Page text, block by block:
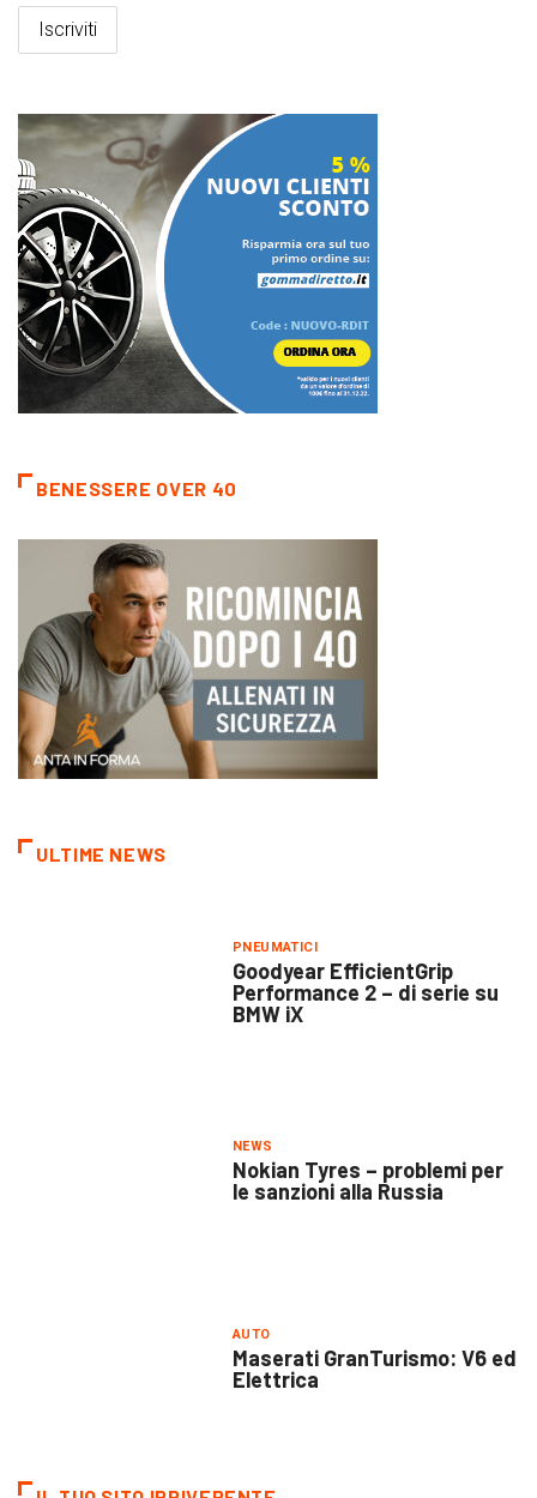
BENESSERE OVER 40
ULTIME NEWS
PNEUMATICI
Goodyear EfficientGrip
Performance 2 – di serie su
BMW iX
NEWS
Nokian Tyres – problemi per
le sanzioni alla Russia
AUTO
Maserati GranTurismo: V6 ed
Elettrica